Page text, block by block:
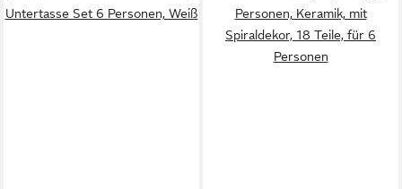
Untertasse Set 6 Personen, Weiß
Personen, Keramik, mit
Spiraldekor, 18 Teile, für 6
Personen